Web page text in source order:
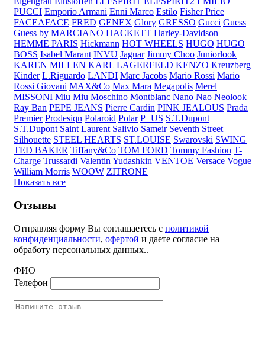
PUCCI Emporio Armani Enni Marco Estilo Fisher Price
FACEAFACE FRED GENEX Glory GRESSO Gucci Guess
Guess by MARCIANO HACKETT Harley-Davidson
HEMME PARIS Hickmann HOT WHEELS HUGO HUGO
BOSS Isabel Marant INVU Jaguar Jimmy Choo Juniorlook
KAREN MILLEN KARL LAGERFELD KENZO Kreuzberg
Kinder L.Riguardo LANDI Marc Jacobs Mario Rossi Mario
Rossi Giovani MAX&Co Max Mara Megapolis Merel
MISSONI Miu Miu Moschino Montblanc Nano Nao Neolook
Ray Ban PEPE JEANS Pierre Cardin PINK JEALOUS Prada
Premier Prodesiqn Polaroid Polar P+US S.T.Dupont
S.T.Dupont Saint Laurent Salivio Sameir Seventh Street
Silhouette STEEL HEARTS ST.LOUISE Swarovski SWING
TED BAKER Tiffany&Co TOM FORD Tommy Fashion T-
Charge Trussardi Valentin Yudashkin VENTOE Versace Vogue
William Morris WOOW ZITRONE
Показать все
Отзывы
Отправляя форму Вы соглашаетесь с политикой
конфиденциальности, офертой и даете согласие на
обработу персональных данных..
ФИО
Телефон